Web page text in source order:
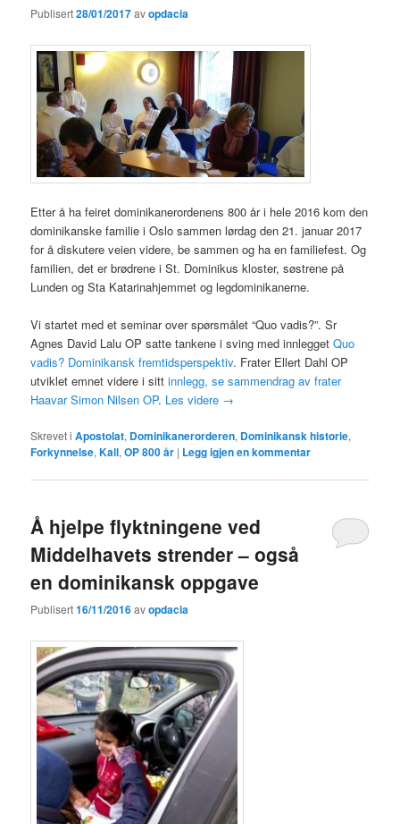
Publisert28/01/2017avopdacia
Etter å ha feiret dominikanerordenens 800 år i hele 2016 kom den
dominikanske familie i Oslo sammen lørdag den 21. januar 2017
for å diskutere veien videre, be sammen og ha en familiefest. Og
familien, det er brødrene i St. Dominikus kloster, søstrene på
Lunden og Sta Katarinahjemmet og legdominikanerne.
Vi startet med et seminar over spørsmålet “Quo vadis?”. Sr
Agnes David Lalu OP satte tankene i sving med innleggetQuo
vadis? Dominikansk fremtidsperspektiv. Frater Ellert Dahl OP
utviklet emnet videre i sittinnlegg, se sammendrag av frater
Haavar Simon Nilsen OP. Les videre →
Skrevet i Apostolat, Dominikanerorderen, Dominikansk historie,
Forkynnelse,Kall,OP 800 år | Legg igjen en kommentar
Å hjelpe flyktningene ved
Middelhavets strender – også
en dominikansk oppgave
Publisert16/11/2016avopdacia